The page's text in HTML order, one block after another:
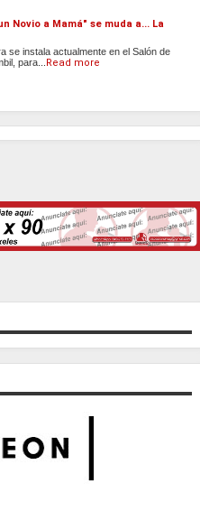
Novio a Mamá" se muda a... La
se instala actualmente en el Salón de
para...
Read more